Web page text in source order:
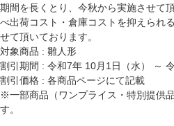
期間を長くとり、今秋から実施させて
べ出荷コスト・倉庫コストを抑えられ
せて頂いております。
対象商品 : 雛人形
割引期間 : 令和7年 10月1日（水） ～
割引価格 : 各商品ページにて記載
※一部商品（ワンプライス・特別提供
す。